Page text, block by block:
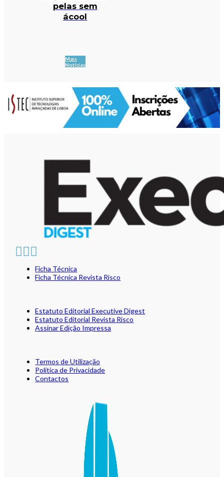
pelas sem
ácool
Mais
Notícias
Ficha Técnica
Ficha Técnica Revista Risco
Estatuto Editorial Executive Digest
Estatuto Editorial Revista Risco
Assinar Edição Impressa
Termos de Utilização
Política de Privacidade
Contactos